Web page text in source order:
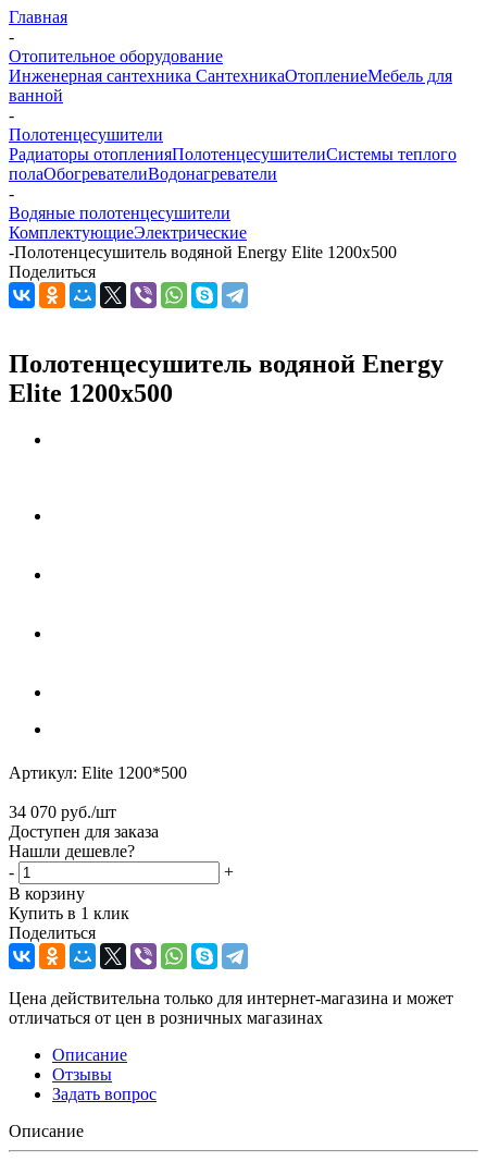
Главная
-
Отопительное оборудование
Инженерная сантехника СантехникаОтоплениеМебель для
ванной
-
Полотенцесушители
Радиаторы отопленияПолотенцесушителиСистемы теплого
полаОбогревателиВодонагреватели
-
Водяные полотенцесушители
КомплектующиеЭлектрические
-Полотенцесушитель водяной Energy Elite 1200х500
Поделиться
Полотенцесушитель водяной Energy
Elite 1200х500
Артикул: Elite 1200*500
34 070 руб./шт
Доступен для заказа
Нашли дешевле?
-
+
В корзину
Купить в 1 клик
Поделиться
Цена действительна только для интернет-магазина и может
отличаться от цен в розничных магазинах
Описание
Отзывы
Задать вопрос
Описание